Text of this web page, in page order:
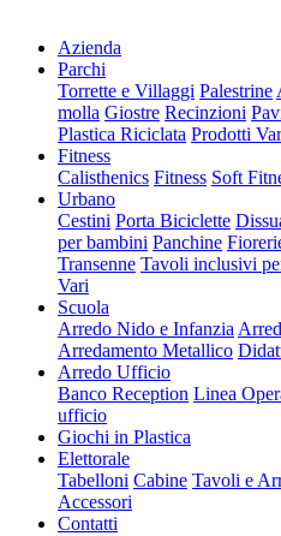
Azienda
Parchi
Torrette e Villaggi Palestrine
molla Giostre Recinzioni
Plastica Riciclata Prodotti
Fitness
Calisthenics Fitness Soft
Urbano
Cestini Porta Biciclette
per bambini Panchine
Transenne Tavoli inclusivi
Vari
Scuola
Arredo Nido e Infanzia
Arredamento Metallico
Arredo Ufficio
Banco Reception Linea
ufficio
Giochi in Plastica
Elettorale
Tabelloni Cabine Tavoli e
Accessori
Contatti